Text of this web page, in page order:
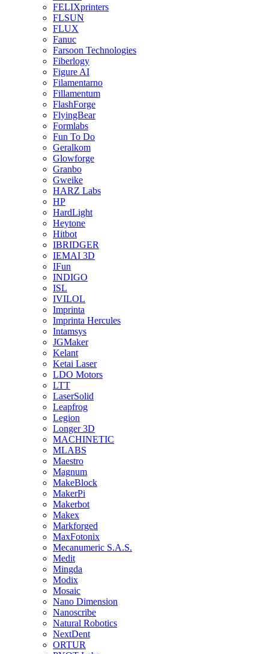
FELIXprinters
FLSUN
FLUX
Fanuc
Farsoon Technologies
Fiberlogy
Figure AI
Filamentarno
Fillamentum
FlashForge
FlyingBear
Formlabs
Fun To Do
Geralkom
Glowforge
Granbo
Gweike
HARZ Labs
HP
HardLight
Heytone
Hitbot
IBRIDGER
IEMAI 3D
IFun
INDIGO
ISL
IVILOL
Imprinta
Imprinta Hercules
Intamsys
JGMaker
Kelant
Ketai Laser
LDO Motors
LTT
LaserSolid
Leapfrog
Legion
Longer 3D
MACHINETIC
MLABS
Maestro
Magnum
MakeBlock
MakerPi
Makerbot
Makex
Markforged
MaxFotonix
Mecanumeric S.A.S.
Medit
Mingda
Modix
Mosaic
Nano Dimension
Nanoscribe
Natural Robotics
NextDent
ORTUR